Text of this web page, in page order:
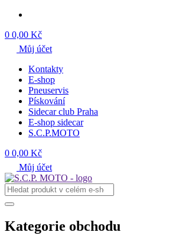
0 0,00 Kč
Můj účet
Kontakty
E-shop
Pneuservis
Pískování
Sidecar club Praha
E-shop sidecar
S.C.P.MOTO
0 0,00 Kč
Můj účet
Kategorie obchodu